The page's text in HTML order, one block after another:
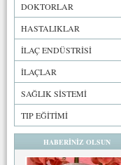
DOKTORLAR
HASTALIKLAR
İLAÇ ENDÜSTRİSİ
İLAÇLAR
SAĞLIK SİSTEMİ
TIP EĞİTİMİ
HABERİNİZ OLSUN